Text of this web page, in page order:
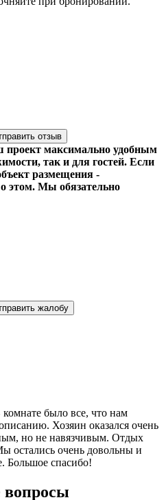
отзыв
максимально удобным
так и для гостей. Если
размещения -
этом. Мы обязательно
жалобу
было все, что нам
Хозяин оказался очень
но не навязчивым. Отдых
остались очень довольны и
Большое спасибо!
вопросы